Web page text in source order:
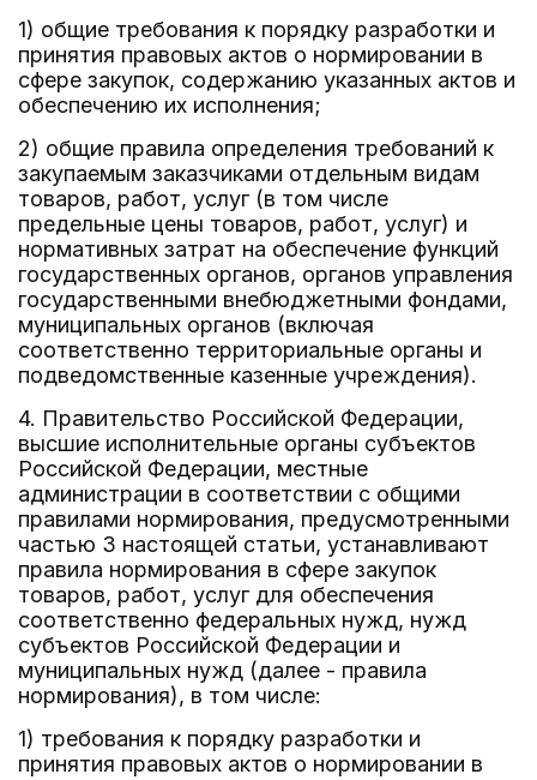
1) общие требования к порядку разработки и
принятия правовых актов о нормировании в
сфере закупок, содержанию указанных актов и
обеспечению их исполнения;
2) общие правила определения требований к
закупаемым заказчиками отдельным видам
товаров, работ, услуг (в том числе
предельные цены товаров, работ, услуг) и
нормативных затрат на обеспечение функций
государственных органов, органов управления
государственными внебюджетными фондами,
муниципальных органов (включая
соответственно территориальные органы и
подведомственные казенные учреждения).
4. Правительство Российской Федерации,
высшие исполнительные органы субъектов
Российской Федерации, местные
администрации в соответствии с общими
правилами нормирования, предусмотренными
частью 3 настоящей статьи, устанавливают
правила нормирования в сфере закупок
товаров, работ, услуг для обеспечения
соответственно федеральных нужд, нужд
субъектов Российской Федерации и
муниципальных нужд (далее - правила
нормирования), в том числе:
1) требования к порядку разработки и
принятия правовых актов о нормировании в